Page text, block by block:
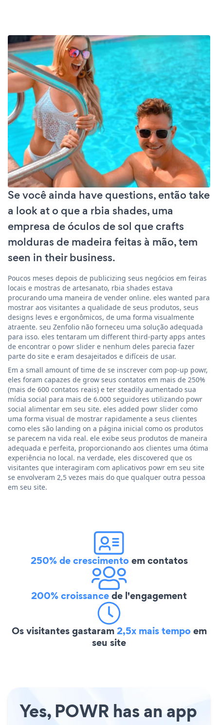
Se você ainda have questions, então take
a look at o que a rbia shades, uma
empresa de óculos de sol que crafts
molduras de madeira feitas à mão, tem
seen in their business.
Poucos meses depois de publicizing seus negócios em feiras
locais e mostras de artesanato, rbia shades estava
procurando uma maneira de vender online. eles wanted para
mostrar aos visitantes a qualidade de seus produtos, seus
designs leves e ergonômicos, de uma forma visualmente
atraente. seu Zenfolio não forneceu uma solução adequada
para isso. eles tentaram um different third-party apps antes
de encontrar o powr slider e nenhum deles parecia fazer
parte do site e eram desajeitados e difíceis de usar.
Em a small amount of time de se inscrever com pop-up powr,
eles foram capazes de grow seus contatos em mais de 250%
(mais de 600 contatos reais) e ter steadily aumentado sua
mídia social para mais de 6.000 seguidores utilizando powr
social alimentar em seu site. eles added powr slider como
uma forma visual de mostrar rapidamente a seus clientes
como eles são landing on a página inicial como os produtos
se parecem na vida real. ele exibe seus produtos de maneira
adequada e perfeita, proporcionando aos clientes uma ótima
experiência no local. na verdade, eles discovered que os
visitantes que interagiram com aplicativos powr em seu site
se envolveram 2,5 vezes mais do que qualquer outra pessoa
em seu site.
250% de crescimentoem contatos
200% croissancede l'engagement
Os visitantes gastaram2,5x mais tempoem
seu site
Yes, POWR has an app